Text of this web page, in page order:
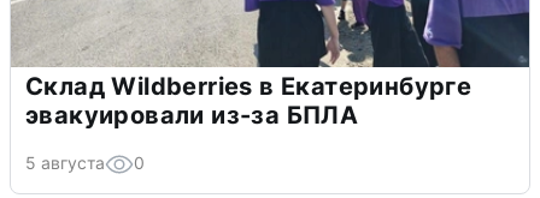
Склад Wildberries в Екатеринбурге
эвакуировали из-за БПЛА
5 августа 0